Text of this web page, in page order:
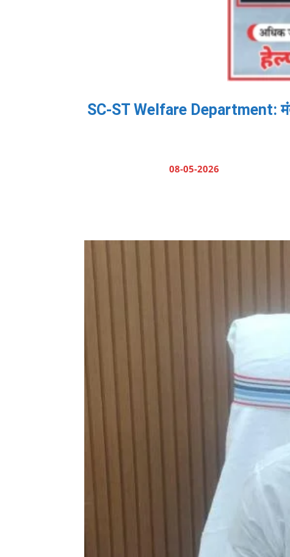
SC-ST Welfare Department:
08-05-2026